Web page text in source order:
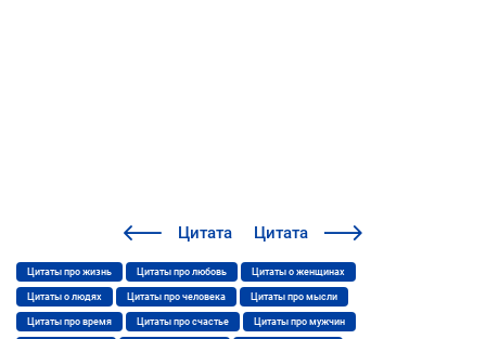
Цитата Цитата
Цитаты про жизнь Цитаты про любовь Цитаты о женщинах
Цитаты о людях Цитаты про человека Цитаты про мысли
Цитаты про время Цитаты про счастье Цитаты про мужчин